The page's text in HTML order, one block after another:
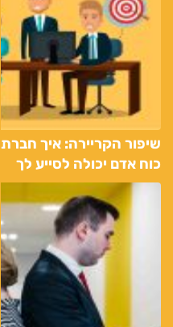
שיפור הקריירה: איך חברת
כוח אדם יכולה לסייע לך
למצוא נישה בשוק
העבודה